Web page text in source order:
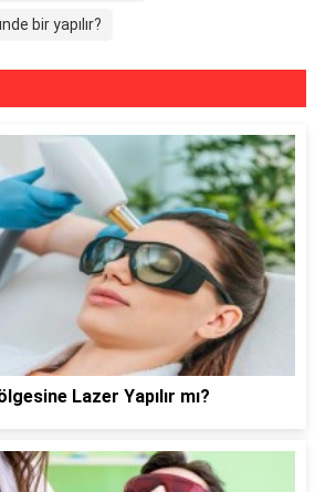
bir yapılır?
Lazer Yapılır mı?